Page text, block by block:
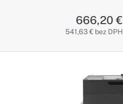
666,20 €
541,63 € bez DPH